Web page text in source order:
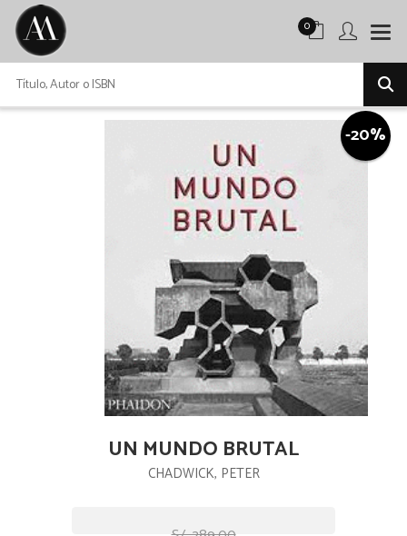
0
-20%
UN MUNDO BRUTAL
CHADWICK, PETER